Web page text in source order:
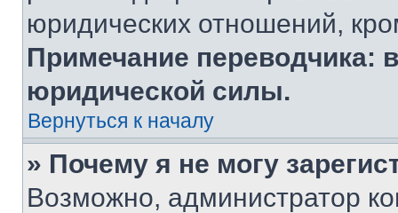
юридических отношений,
Примечание переводчика:
юридической силы.
Вернуться к началу
» Почему я не могу
Возможно, администратор